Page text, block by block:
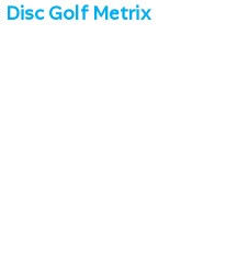
Disc Golf Metrix